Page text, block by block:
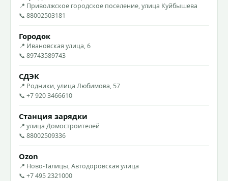
📍 Приволжское городское поселение, улица Куйбышева
📞 88002503181
Городок
📍 Ивановская улица, 6
📞 89743589743
СДЭК
📍 Родники, улица Любимова, 57
📞 +7 920 3466610
Станция зарядки
📍 улица Домостроителей
📞 88002509336
Ozon
📍 Ново-Талицы, Автодоровская улица
📞 +7 495 2321000